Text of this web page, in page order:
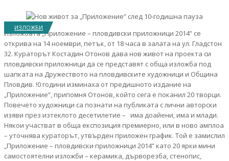
ИЗЛОЖБИ
Изложбата „Приложение – пловдивски приложници 2014” се
открива на 14 ноември, петък, от 18 часа в залата на ул. Гладстон
32. Кураторът Костадин Отонов дава нов живот на проекта си
пловдивски приложници да се представят с обща изложба под
шапката на Дружеството на пловдивските художници и Община
Пловдив. !0 години изминаха от предишното издание на
„Приложение”, припомня Отонов, който сега е поканил 20 творци.
Повечето художници са познати на публиката с лични авторски
изяви през изтеклото десетилетие – има доайени, има и млади.
Някои участват в обща експозиция премиерно, или в ново амплоа
– уточнява кураторът, утвърден приложен график. Той е замислил
„Приложение – пловдивски приложници 2014” като 20 ярки мини
самостоятелни изложби – керамика, дърворезба, стенопис,